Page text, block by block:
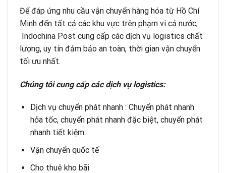
Để đáp ứng nhu cầu vận chuyển hàng hóa từ Hồ Chí
Minh đến tất cả các khu vực trên phạm vi cả nước,
Indochina Post cung cấp các dịch vụ logistics chất
lượng, uy tín đảm bảo an toàn, thời gian vận chuyển
tối ưu nhất.
Chúng tôi cung cấp các dịch vụ logistics:
Dịch vụ chuyển phát nhanh: Chuyển phát nhanh
hỏa tốc, chuyển phát nhanh đặc biệt, chuyển phát
nhanh tiết kiệm.
Vận chuyển quốc tế
Cho thuê kho bãi